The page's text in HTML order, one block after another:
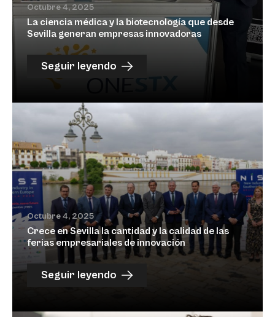
Octubre 4, 2025
La ciencia médica y la biotecnología que desde
Sevilla generan empresas innovadoras
Seguir leyendo
Octubre 4, 2025
Crece en Sevilla la cantidad y la calidad de las
ferias empresariales de innovación
Seguir leyendo